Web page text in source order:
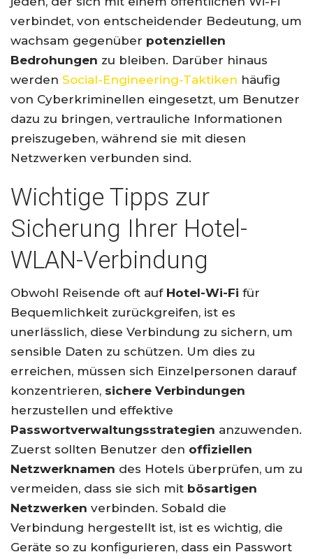
verbindet, von entscheidender Bedeutung, um
wachsam gegenüber potenziellen
Bedrohungen zu bleiben. Darüber hinaus
werden Social-Engineering-Taktiken häufig
von Cyberkriminellen eingesetzt, um Benutzer
dazu zu bringen, vertrauliche Informationen
preiszugeben, während sie mit diesen
Netzwerken verbunden sind.
Wichtige Tipps zur
Sicherung Ihrer Hotel-
WLAN-Verbindung
Obwohl Reisende oft auf Hotel-Wi-Fi für
Bequemlichkeit zurückgreifen, ist es
unerlässlich, diese Verbindung zu sichern, um
sensible Daten zu schützen. Um dies zu
erreichen, müssen sich Einzelpersonen darauf
konzentrieren, sichere Verbindungen
herzustellen und effektive
Passwortverwaltungsstrategien anzuwenden.
Zuerst sollten Benutzer den offiziellen
Netzwerknamen des Hotels überprüfen, um zu
vermeiden, dass sie sich mit bösartigen
Netzwerken verbinden. Sobald die
Verbindung hergestellt ist, ist es wichtig, die
Geräte so zu konfigurieren, dass ein Passwort